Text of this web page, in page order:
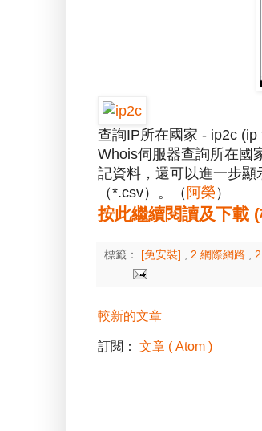
查詢IP所在國家 - ip2c
Whois伺服器查詢所在國
記資料，還可以進一步
（*.csv）。（ 阿榮 ）
按此繼續閱讀及下載
標籤： [免安裝] 2 網際網路
較新的文章
訂閱： 文章 ( Atom )